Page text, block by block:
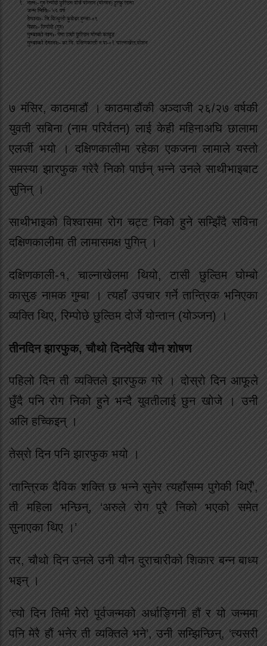
७ मंसिर, काठमाडौं । काठमाडौंकी अञ्दाजी २६/२७ वर्षकी
युवती सबिना (नाम परिर्वतन) लाई केही महिनाअघि छालामा
एलर्जी भयो । दक्षिणकालीमा रहेका एकजना लामाले यस्तो
समस्या झारफुक गरेरै निको पार्छन् भन्ने उनले साथीभाइबाट
सुनिन् ।
साथीभाइको विश्वासमा रोग चट्ट निको हुने सम्झिँदै सविना
दक्षिणकालीमा ती लामासमक्ष पुगिन् ।
दक्षिणकाली-१, चाल्नाखेलमा थियो, टासी छुल्ठिम घोम्बो
कासुङ नामक गुम्बा । त्यहाँ उपचार गर्ने तान्त्रिक भनिएका
व्यक्ति थिए, रिम्पोछे छुल्ठिम दोर्जे योन्तान (योञ्जन) ।
तीनदिन झारफुक, चौथो दिनदेखि यौन शोषण
पहिलो दिन ती व्यक्तिले झारफुक गरे । दोस्रो दिन आफूले
छुँदै पनि रोग निको हुने भन्दै युवतीलाई छुन खोजे । उनी
अलि हच्किइन् ।
तेस्रो दिन पनि झारफुक भयो ।
‘तान्त्रिक दैविक शक्ति छ भन्ने सुनेर त्यहाँसम्म पुगेकी थिएँ’,
ती महिला भन्छिन्, ‘अरुले रोग पूरै निको भएको समेत
सुनाएका थिए ।’
तर, चौथो दिन उनले उनी यौन दुराचारीको शिकार बन्न बाध्य
भइन् ।
‘त्यो दिन तिमी मेरो पूर्वजन्मको अर्धाङ्गिनी हौं र यो जन्ममा
पनि मेरै हौं भनेर ती व्यक्तिले भने’, उनी सम्झिन्छिन्, ‘त्यसरी